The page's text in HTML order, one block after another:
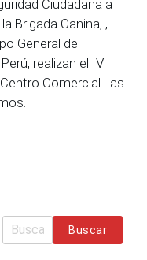
Ciudadana a
Brigada Canina, ,
General de
realizan el IV
Comercial Las
Buscar